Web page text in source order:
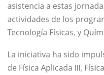
asistencia a estas
actividades de los
Tecnología Físicas, y
La iniciativa ha sido
de Física Aplicada III,